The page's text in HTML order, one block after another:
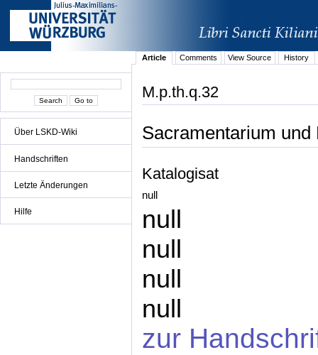
Über LSKD-Wiki
Handschriften
Letzte Änderungen
Hilfe
Article Comments View Source History
M.p.th.q.32
Sacramentarium
Katalogisat
null
null
null
null
null
zur